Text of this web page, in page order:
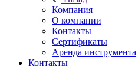
Компания
О компании
Контакты
Сертификаты
Аренда инструмента
Контакты